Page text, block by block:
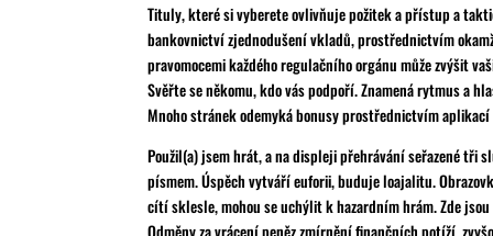
Tituly, které si vyberete ovlivňuje požitek a přístup a
bankovnictví zjednodušení vkladů, prostřednictvím
pravomocemi každého regulačního orgánu může zvýšit
Svěřte se někomu, kdo vás podpoří. Znamená rytmus a
Mnoho stránek odemyká bonusy prostřednictvím
Použil(a) jsem hrát, a na displeji přehrávání seřazené
písmem. Úspěch vytváří euforii, buduje loajalitu.
cítí sklesle, mohou se uchýlit k hazardním hrám. Zde
Odměny za vrácení peněz zmírnění finančních potíží,